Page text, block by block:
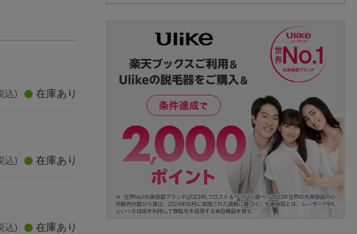
込) 在庫あり
込) 在庫あり
込) 在庫あり